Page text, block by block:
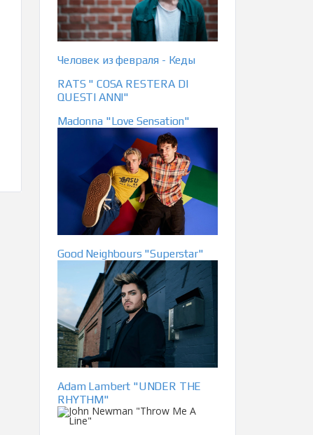
Человек из февраля - Кеды
RATS " COSA RESTERA DI
QUESTI ANNI"
Madonna "Love Sensation"
Good Neighbours "Superstar"
Adam Lambert "UNDER THE
RHYTHM"